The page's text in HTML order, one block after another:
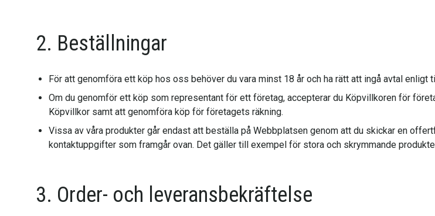
2. Beställningar
För att genomföra ett köp hos oss behöver du vara minst 18 år och ha rätt att ingå avtal enligt
Om du genomför ett köp som representant för ett företag, accepterar du Köpvillkoren för
Köpvillkor samt att genomföra köp för företagets räkning.
Vissa av våra produkter går endast att beställa på Webbplatsen genom att du skickar en
kontaktuppgifter som framgår ovan. Det gäller till exempel för stora och skrymmande
3. Order- och leveransbekräftelse